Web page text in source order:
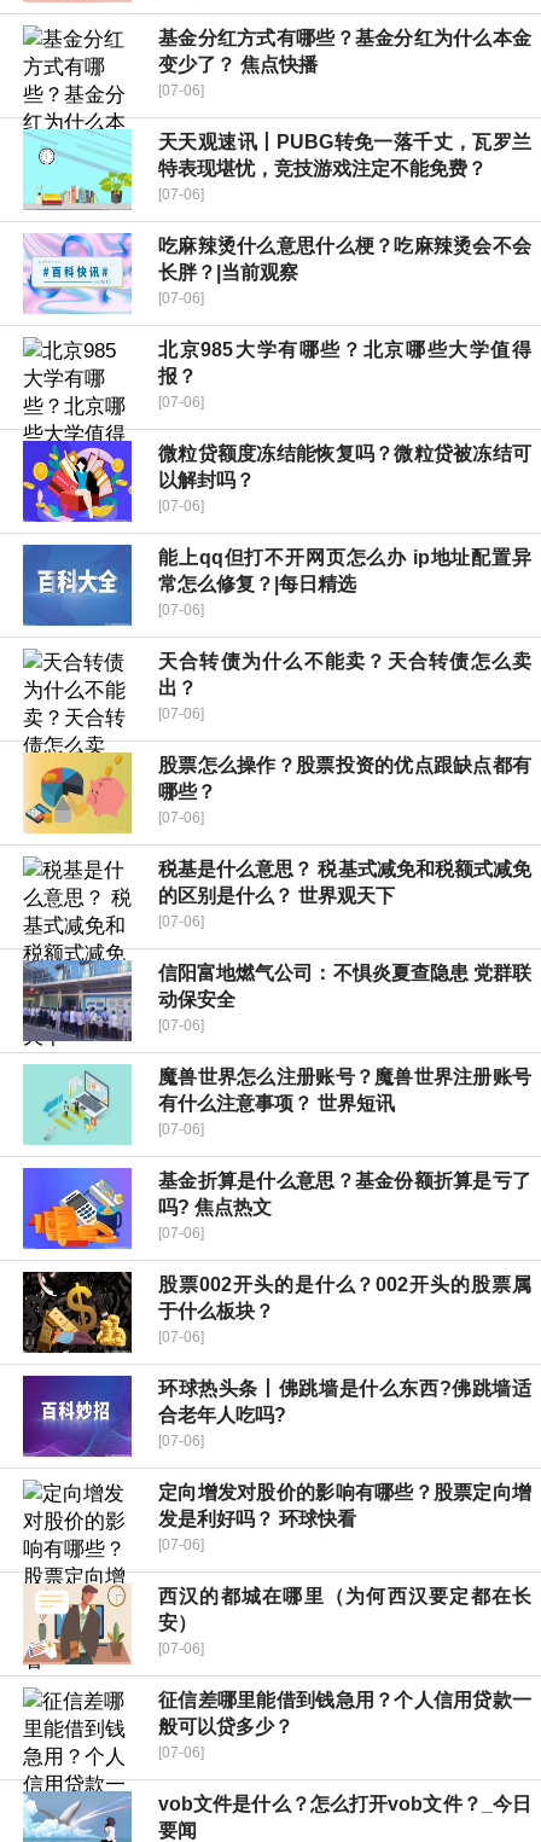
基金分红方式有哪些？基金分红为什么本金
变少了？ 焦点快播
[07-06]
天天观速讯丨PUBG转免一落千丈，瓦罗兰
特表现堪忧，竞技游戏注定不能免费？
[07-06]
吃麻辣烫什么意思什么梗？吃麻辣烫会不会
长胖？|当前观察
[07-06]
北京985大学有哪些？北京哪些大学值得
报？
[07-06]
微粒贷额度冻结能恢复吗？微粒贷被冻结可
以解封吗？
[07-06]
能上qq但打不开网页怎么办 ip地址配置异
常怎么修复？|每日精选
[07-06]
天合转债为什么不能卖？天合转债怎么卖
出？
[07-06]
股票怎么操作？股票投资的优点跟缺点都有
哪些？
[07-06]
税基是什么意思？ 税基式减免和税额式减免
的区别是什么？ 世界观天下
[07-06]
​信阳富地燃气公司：不惧炎夏查隐患 党群联
动保安全
[07-06]
魔兽世界怎么注册账号？魔兽世界注册账号
有什么注意事项？ 世界短讯
[07-06]
基金折算是什么意思？基金份额折算是亏了
吗? 焦点热文
[07-06]
股票002开头的是什么？002开头的股票属
于什么板块？
[07-06]
环球热头条丨佛跳墙是什么东西?佛跳墙适
合老年人吃吗?
[07-06]
定向增发对股价的影响有哪些？股票定向增
发是利好吗？ 环球快看
[07-06]
西汉的都城在哪里（为何西汉要定都在长
安）
[07-06]
征信差哪里能借到钱急用？个人信用贷款一
般可以贷多少？
[07-06]
vob文件是什么？怎么打开vob文件？_今日
要闻